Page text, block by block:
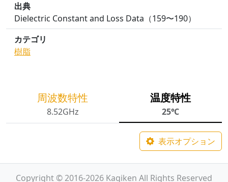
出典
Dielectric Constant and Loss Data（159〜190）
カテゴリ
樹脂
周波数特性
8.52GHz
温度特性
25℃
表示オプション
Copyright © 2016-2026 Kagiken All Rights Reserved